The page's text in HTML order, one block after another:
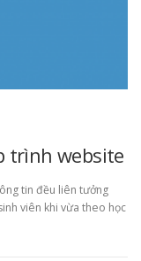
trình website
tin đều liên tưởng
viên khi vừa theo học